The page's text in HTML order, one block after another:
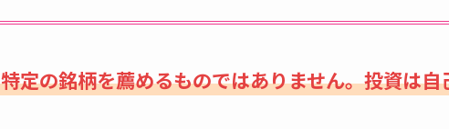
特定の銘柄を薦めるものではありません。投資は自